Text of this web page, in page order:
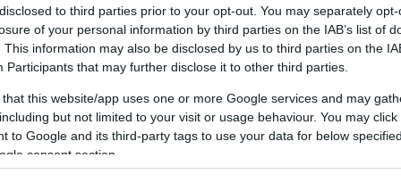
to third parties prior to your opt-out. You may separately
of your personal information by third parties on the IAB’s list of
This information may also be disclosed by us to third parties on the
Participants that may further disclose it to other third parties.
that this website/app uses one or more Google services and may
but not limited to your visit or usage behaviour. You may
to Google and its third-party tags to use your data for below
consent section.
hatékonyabban kezelje a mindennapi
kihívásokat és konfliktusokat.
A személyiségfejlesztés fontossága
A személyiségfejlesztés alapvető
jelentőséggel bír az egyén életében, mivel
közvetlen hatással van az önbizalomra, a
kapcsolatokra, a karrierre és az általános
életminőségre. Egy jól kiegyensúlyozott